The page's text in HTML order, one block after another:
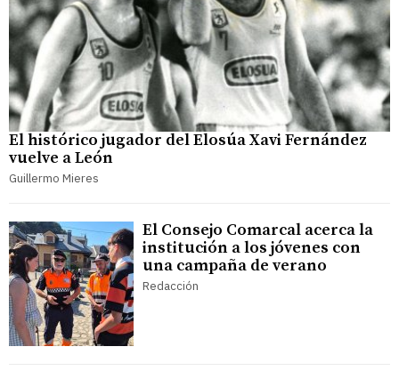
El histórico jugador del Elosúa Xavi Fernández
vuelve a León
Guillermo Mieres
El Consejo Comarcal acerca la
institución a los jóvenes con
una campaña de verano
Redacción